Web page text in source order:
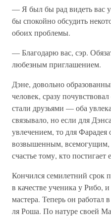
— Я был бы рад видеть вас
бы спокойно обсудить
обоих проблемы.
— Благодарю вас, сэр.
любезным приглашением.
Дэне, довольно
человек, сразу
стали друзьями — оба
связывало, но если для
увлечением, то для Фарадея
возвышенным,
счастье тому, кто постигает
Кончился семилетний срок
в качестве ученика у Рибо,
мастера. Теперь он работал
ля Роша. По натуре своей